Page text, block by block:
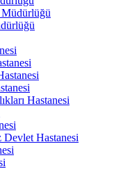
Müdürlüğü
Hastanesi
Hastanesi